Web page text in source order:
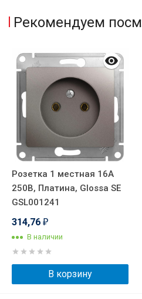
Рекомендуем
Розетка 1 местная 16А
250В, Платина, Glossa SE
GSL001241
314,76 ₽
В наличии
В корзину